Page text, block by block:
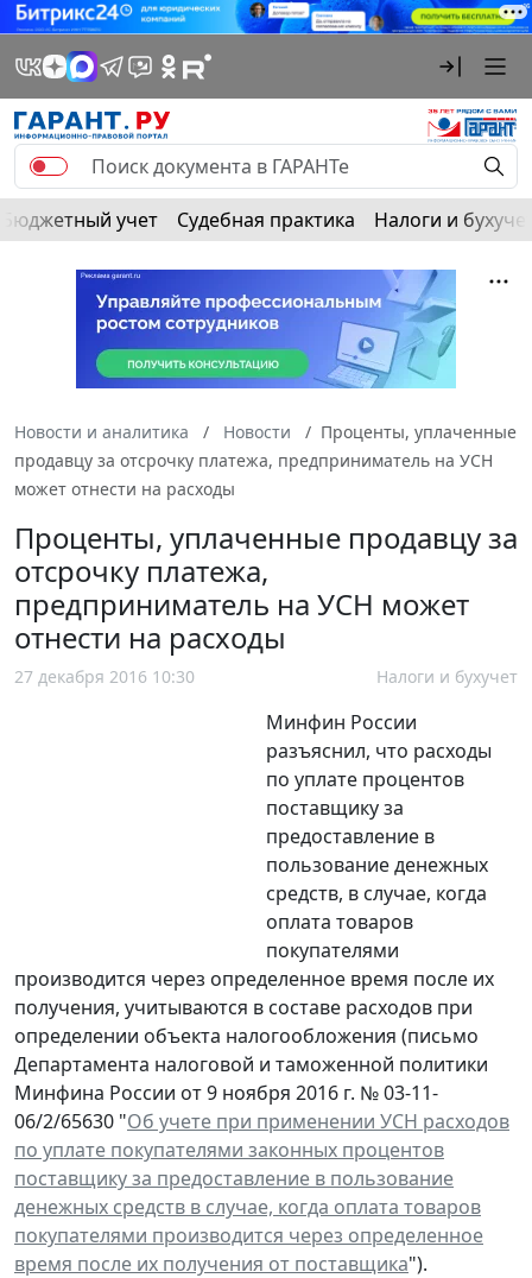
Бюджетный учет Судебная практика Налоги и
Новости и аналитика Новости
Проценты, уплаченные
продавцу за отсрочку платежа, предприниматель на УСН
может отнести на расходы
Проценты, уплаченные продавцу за
отсрочку платежа,
предприниматель на УСН может
отнести на расходы
27 декабря 2016 10:30 Налоги и бухучет
Минфин России
разъяснил, что расходы
по уплате процентов
поставщику за
предоставление в
пользование денежных
средств, в случае, когда
оплата товаров
покупателями
производится через определенное время после их
получения, учитываются в составе расходов при
определении объекта налогообложения (письмо
Департамента налоговой и таможенной политики
Минфина России от 9 ноября 2016 г. № 03-11-
06/2/65630 "Об учете при применении УСН расходов
по уплате покупателями законных процентов
поставщику за предоставление в пользование
денежных средств в случае, когда оплата товаров
покупателями производится через определенное
время после их получения от поставщика").